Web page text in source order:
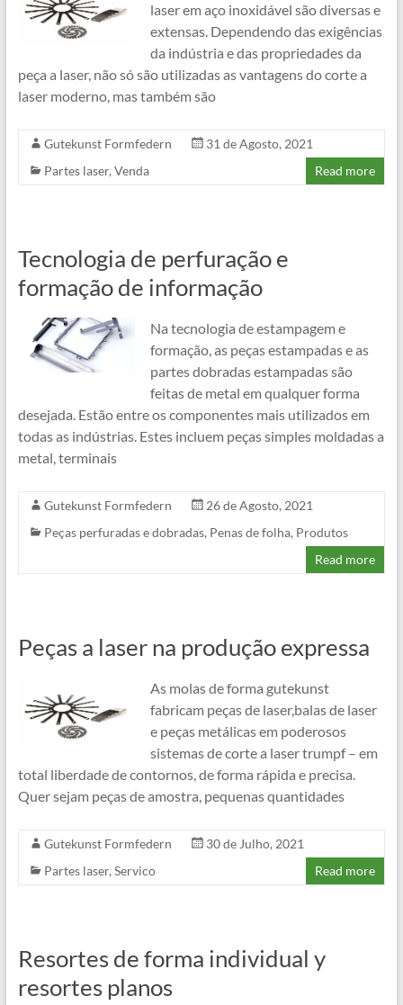
laser em aço inoxidável são diversas e
extensas. Dependendo das exigências
da indústria e das propriedades da
peça a laser, não só são utilizadas as vantagens do corte a
laser moderno, mas também são
Gutekunst Formfedern
31 de Agosto, 2021
Partes laser, Venda Read more
Tecnologia de perfuração e
formação de informação
Na tecnologia de estampagem e
formação, as peças estampadas e as
partes dobradas estampadas são
feitas de metal em qualquer forma
desejada. Estão entre os componentes mais utilizados em
todas as indústrias. Estes incluem peças simples moldadas a
metal, terminais
Gutekunst Formfedern
26 de Agosto, 2021
Peças perfuradas e dobradas, Penas de folha, Produtos
Read more
Peças a laser na produção expressa
As molas de forma gutekunst
fabricam peças de laser,balas de laser
e peças metálicas em poderosos
sistemas de corte a laser trumpf – em
total liberdade de contornos, de forma rápida e precisa.
Quer sejam peças de amostra, pequenas quantidades
Gutekunst Formfedern
30 de Julho, 2021
Partes laser, Servico Read more
Resortes de forma individual y
resortes planos